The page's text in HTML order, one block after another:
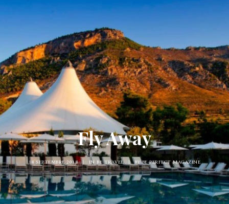
RECHERCHE
Fly Away
18 SEPTEMBRE 2018 | INBE TRAVEL | BYBE PERFECT MAGAZINE